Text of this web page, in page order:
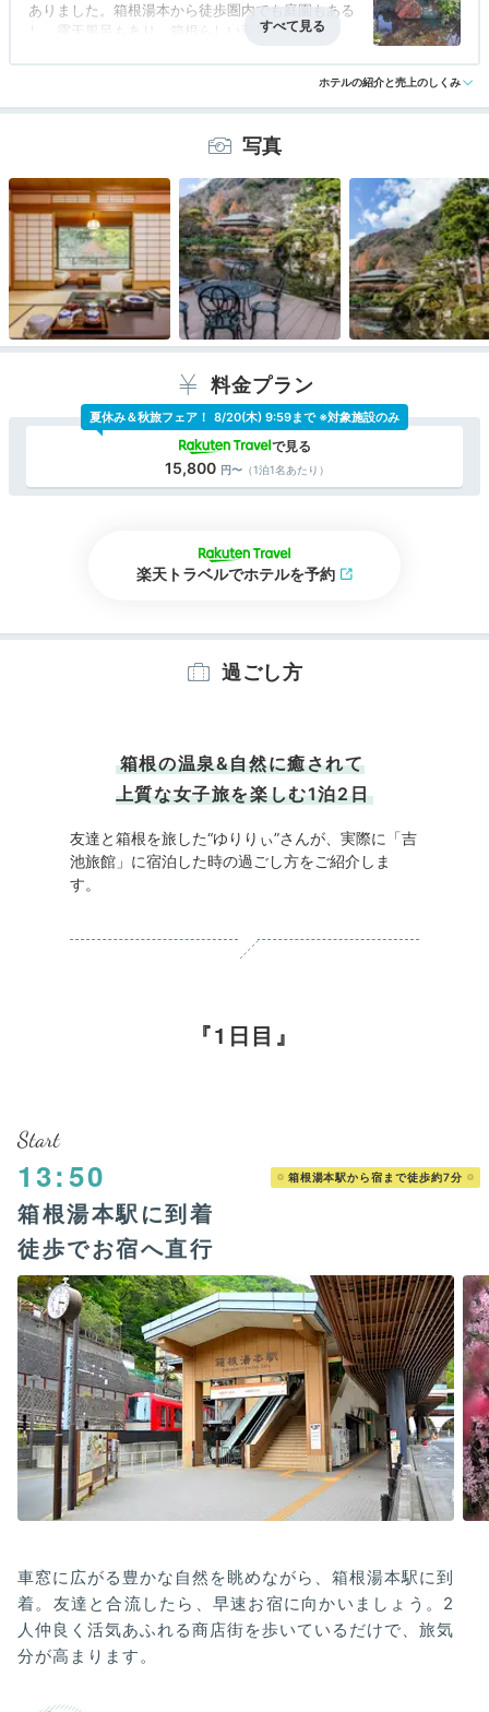
ありました。箱根湯本から徒歩圏内でも庭園もある
し、露天風呂もあり、箱根らしい和風な旅館で、ゆ
アクセス 3.5 コスパ 3.5 客室 3.5 接客対応 3.5 風呂 4.0
ホテルの紹介と売上のしくみ
写真
料金プラン
15,800 （1泊1名あたり）
夏休み＆秋旅フェア！ 8/20(木) 9:59まで ※対象施設のみ
楽天トラベルでホテルを予約
過ごし方
箱根の温泉&自然に癒されて
上質な女子旅を楽しむ1泊2日
友達と箱根を旅した“ゆりりぃ”さんが、実際に「吉
池旅館」に宿泊した時の過ごし方をご紹介しま
す。
1日目
Start
13:50 箱根湯本駅から宿まで徒歩約7分
箱根湯本駅に到着
徒歩でお宿へ直行
車窓に広がる豊かな自然を眺めながら、箱根湯本駅に到
着。友達と合流したら、早速お宿に向かいましょう。2
人仲良く活気あふれる商店街を歩いているだけで、旅気
分が高まります。